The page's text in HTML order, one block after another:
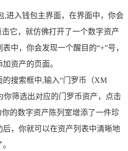
,进入钱包主界面，在界面中，你会
它，就仿佛打开了一个数字资产
中，你会发现一个醒目的“+”号，
资产的页面。
的搜索框中,输入“门罗币（XM
你筛选出对应的门罗币资产，点击
你的数字资产陈列室增添了一件珍
后，你就可以在资产列表中清晰地